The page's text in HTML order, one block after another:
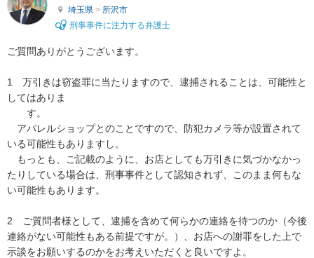
埼玉県 > 所沢市
刑事事件に注力する弁護士
ご質問ありがとうございます。
1　万引きは窃盗罪に当たりますので、逮捕されることは、可能性と
してはありま
す。
アパレルショップとのことですので、防犯カメラ等が設置されて
いる可能性もありますし。
もっとも、ご記載のように、お店としても万引きに気づかなかっ
たりしている場合は、刑事事件として認知されず、このまま何もな
い可能性もあります。
2　ご質問者様として、逮捕を含めて何らかの連絡を待つのか（今後
連絡がない可能性もある前提ですが。）、お店への謝罪をした上で
示談をお願いするのかをお考えいただくと良いですよ。